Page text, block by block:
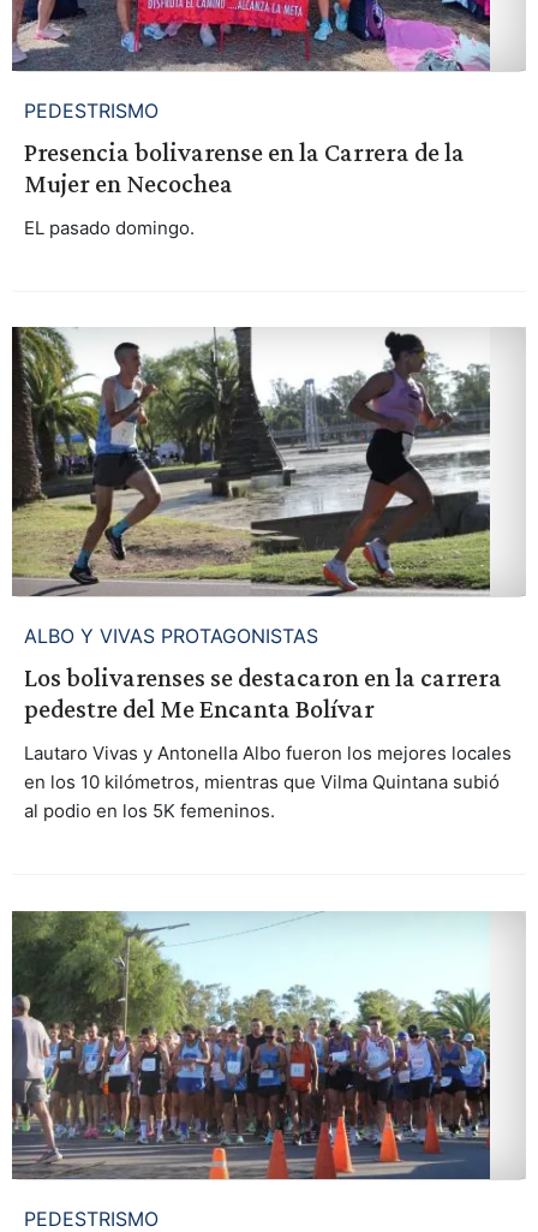
PEDESTRISMO
Presencia bolivarense en la Carrera de la
Mujer en Necochea
EL pasado domingo.
ALBO Y VIVAS PROTAGONISTAS
Los bolivarenses se destacaron en la carrera
pedestre del Me Encanta Bolívar
Lautaro Vivas y Antonella Albo fueron los mejores locales
en los 10 kilómetros, mientras que Vilma Quintana subió
al podio en los 5K femeninos.
PEDESTRISMO